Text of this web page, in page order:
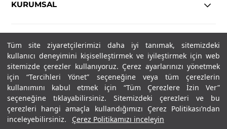
Tüm site ziyaretçilerimizi daha iyi tanımak, sitemizdeki
kullanıcı deneyimini kişiselleştirmek ve iyileştirmek için web
sitemizde çerezler kullanıyoruz. Çerez ayarlarınızı yönetmek
için “Tercihleri Yönet” seçeneğine veya tüm çerezlerin
kullanımını kabul etmek için “Tüm Çerezlere İzin Ver”
seçeneğine tıklayabilirsiniz. Sitemizdeki çerezleri ve bu
çerezleri hangi amaçla kullandığımızı Çerez Politikası’ndan
inceleyebilirsiniz.
Çerez Politikamızı inceleyin
KURUMSAL
YASAL
Copyright© 2025 IN-FORMAL Tüm hakları saklıdır.
SOSYAL MEDYA